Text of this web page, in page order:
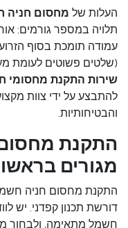
העלות של מחסום חניה
תלויה במספר גורמים:
עמודה תומכת בסוף
(שלטים פשוטים לעומת
שירות התקנת מחסומי
להתבצע על ידי צוות
והבטיחותיות.
התקנת מחסום
מגורים
התקנת מחסום חניה
דורשת תכנון קפדני. יש
חשמל מתאימה, ולבחור